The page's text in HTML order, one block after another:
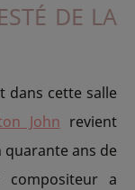
DE LA
dans cette salle
John revient
quarante ans de
compositeur a